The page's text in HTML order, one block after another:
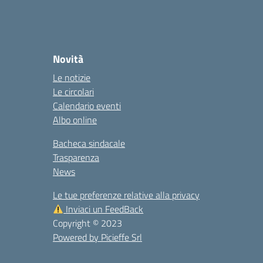
Novità
Le notizie
Le circolari
Calendario eventi
Albo online
Bacheca sindacale
Trasparenza
News
Le tue preferenze relative alla privacy
Inviaci un FeedBack
Copyright © 2023
Powered by Picieffe Srl